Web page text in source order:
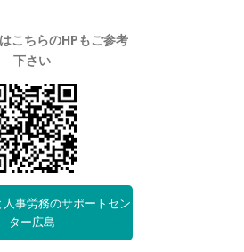
こちらのHPもご参考
下さい
事労務のサポートセン
ター広島